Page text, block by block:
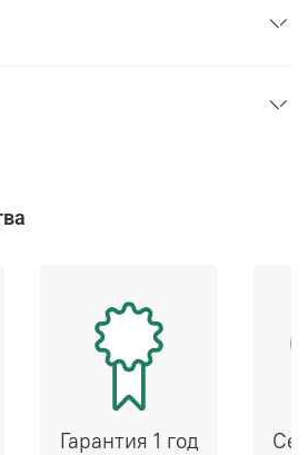
Гарантия 1 год